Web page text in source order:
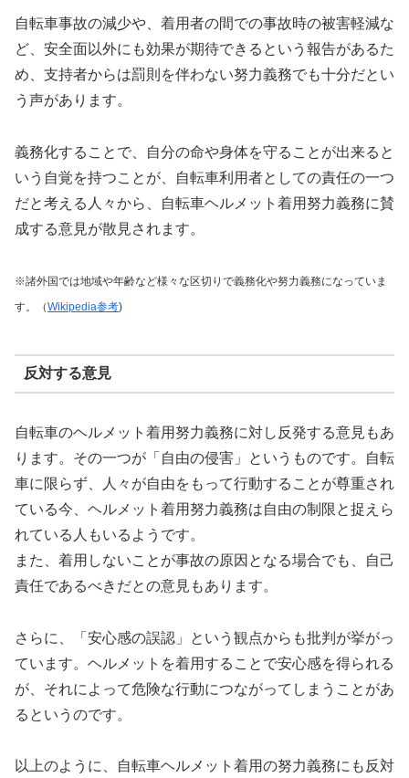
自転車事故の減少や、着用者の間での事故時の被害軽減な
ど、安全面以外にも効果が期待できるという報告があるた
め、支持者からは罰則を伴わない努力義務でも十分だとい
う声があります。
義務化することで、自分の命や身体を守ることが出来ると
いう自覚を持つことが、自転車利用者としての責任の一つ
だと考える人々から、自転車ヘルメット着用努力義務に賛
成する意見が散見されます。
※諸外国では地域や年齢など様々な区切りで義務化や努力義務になっていま
す。
（Wikipedia参考)
反対する意見
自転車のヘルメット着用努力義務に対し反発する意見もあ
ります。その一つが「自由の侵害」というものです。自転
車に限らず、人々が自由をもって行動することが尊重され
ている今、ヘルメット着用努力義務は自由の制限と捉えら
れている人もいるようです。
また、着用しないことが事故の原因となる場合でも、自己
責任であるべきだとの意見もあります。
さらに、「安心感の誤認」という観点からも批判が挙がっ
ています。ヘルメットを着用することで安心感を得られる
が、それによって危険な行動につながってしまうことがあ
るというのです。
以上のように、自転車ヘルメット着用の努力義務にも反対